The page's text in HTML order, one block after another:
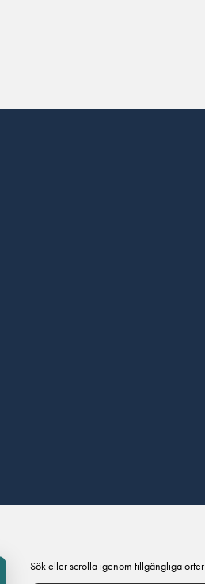
Sök eller scrolla igenom tillgängliga orter